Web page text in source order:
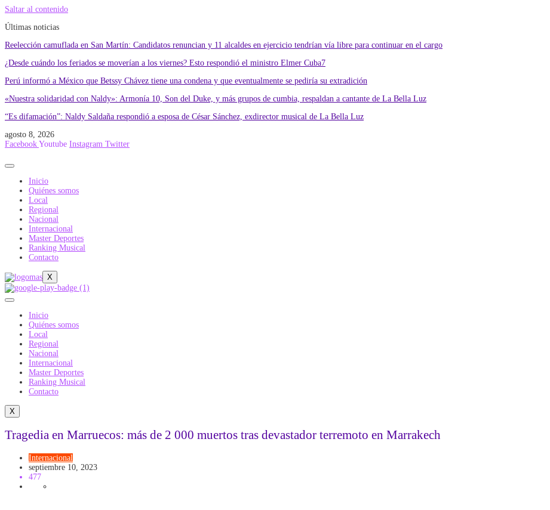
Saltar al contenido
Últimas noticias
Reelección camuflada en San Martín: Candidatos renuncian y 11 alcaldes en ejercicio tendrían vía libre para continuar en el cargo
¿Desde cuándo los feriados se moverían a los viernes? Esto respondió el ministro Elmer Cuba7
Perú informó a México que Betssy Chávez tiene una condena y que eventualmente se pediría su extradición
«Nuestra solidaridad con Naldy»: Armonía 10, Son del Duke, y más grupos de cumbia, respaldan a cantante de La Bella Luz
“Es difamación”: Naldy Saldaña respondió a esposa de César Sánchez, exdirector musical de La Bella Luz
agosto 8, 2026
Facebook Youtube Instagram Twitter
Inicio
Quiénes somos
Local
Regional
Nacional
Internacional
Master Deportes
Ranking Musical
Contacto
X
Inicio
Quiénes somos
Local
Regional
Nacional
Internacional
Master Deportes
Ranking Musical
Contacto
X
Tragedia en Marruecos: más de 2 000 muertos tras devastador terremoto en Marrakech
Internacional
septiembre 10, 2023
477